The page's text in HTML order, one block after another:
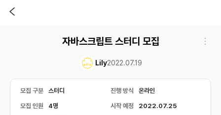
자바스크립트 스터디 모집
Lily2022.07.19
모집 구분 스터디 진행 방식 온라인
모집 인원 4명 시작 예정 2022.07.25